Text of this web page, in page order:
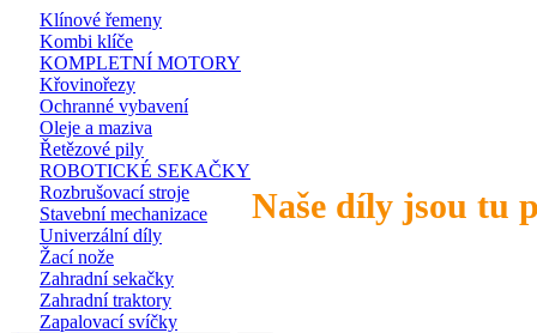
Naše díly jsou tu
Klínové řemeny
Kombi klíče
KOMPLETNÍ MOTORY
Křovinořezy
Ochranné vybavení
Oleje a maziva
Řetězové pily
ROBOTICKÉ SEKAČKY
Rozbrušovací stroje
Stavební mechanizace
Univerzální díly
Žací nože
Zahradní sekačky
Zahradní traktory
Zapalovací svíčky